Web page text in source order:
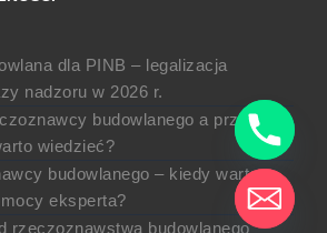
dla PINB – legalizacja
nadzoru w 2026 r.
budowlanego a przepisy
wiedzieć?
budowlanego – kiedy warto
eksperta?
rzeczoznawstwa budowlanego